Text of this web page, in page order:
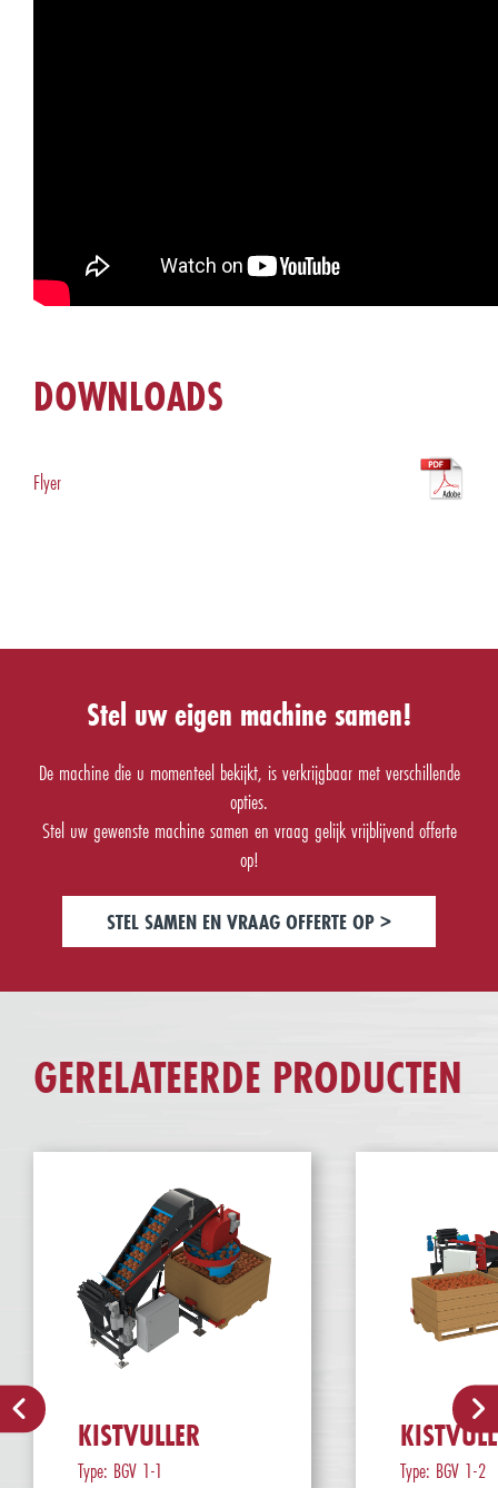
DOWNLOADS
Flyer
Stel uw eigen machine samen!
De machine die u momenteel bekijkt, is verkrijgbaar met verschillende
opties.
Stel uw gewenste machine samen en vraag gelijk vrijblijvend offerte
op!
STEL SAMEN EN VRAAG OFFERTE OP >
GERELATEERDE PRODUCTEN
KISTVULLER
Type: BGV 1-1
Type: BGV 1-2